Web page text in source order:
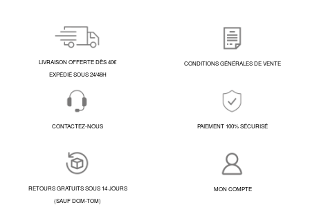
LIVRAISON OFFERTE DÈS 40€
EXPÉDIÉ SOUS 24/48H
CONDITIONS GÉNÉRALES DE VENTE
CONTACTEZ-NOUS PAIEMENT 100% SÉCURISÉ
RETOURS GRATUITS SOUS 14 JOURS
(SAUF DOM-TOM)
MON COMPTE